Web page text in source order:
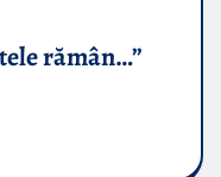
rămân…”